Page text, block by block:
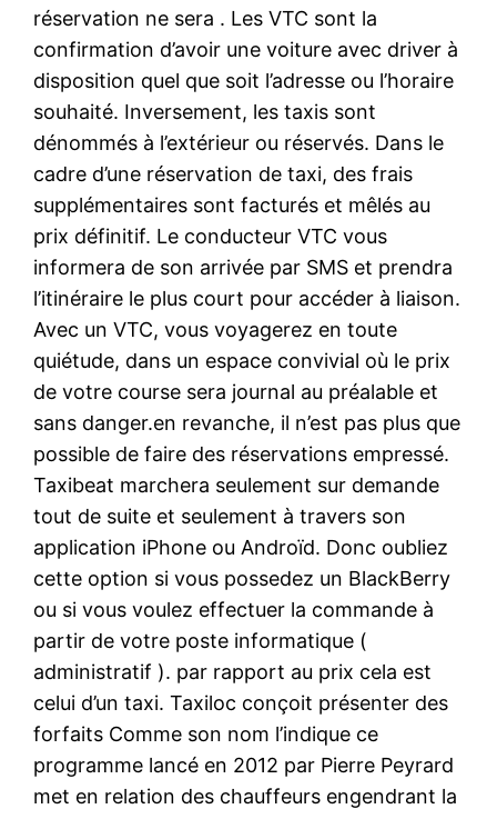
réservation ne sera . Les VTC sont la
confirmation d’avoir une voiture avec driver à
disposition quel que soit l’adresse ou l’horaire
souhaité. Inversement, les taxis sont
dénommés à l’extérieur ou réservés. Dans le
cadre d’une réservation de taxi, des frais
supplémentaires sont facturés et mêlés au
prix définitif. Le conducteur VTC vous
informera de son arrivée par SMS et prendra
l’itinéraire le plus court pour accéder à liaison.
Avec un VTC, vous voyagerez en toute
quiétude, dans un espace convivial où le prix
de votre course sera journal au préalable et
sans danger.en revanche, il n’est pas plus que
possible de faire des réservations empressé.
Taxibeat marchera seulement sur demande
tout de suite et seulement à travers son
application iPhone ou Androïd. Donc oubliez
cette option si vous possedez un BlackBerry
ou si vous voulez effectuer la commande à
partir de votre poste informatique (
administratif ). par rapport au prix cela est
celui d’un taxi. Taxiloc conçoit présenter des
forfaits Comme son nom l’indique ce
programme lancé en 2012 par Pierre Peyrard
met en relation des chauffeurs engendrant la